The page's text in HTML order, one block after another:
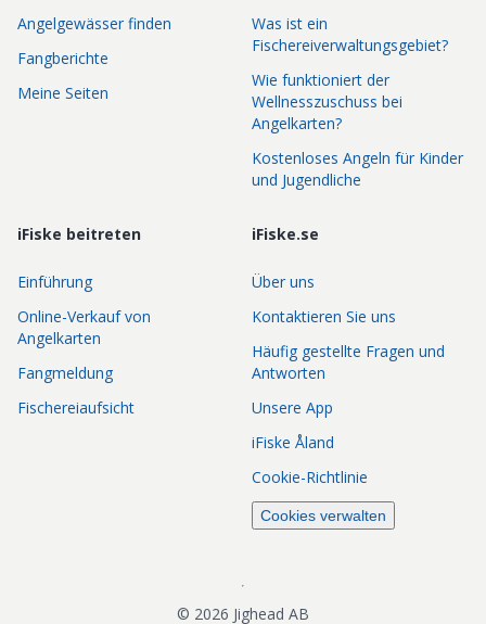
Angelgewässer finden
Fangberichte
Meine Seiten
Was ist ein
Fischereiverwaltungsgebiet?
Wie funktioniert der
Wellnesszuschuss bei
Angelkarten?
Kostenloses Angeln für Kinder
und Jugendliche
iFiske beitreten
Einführung
Online-Verkauf von
Angelkarten
Fangmeldung
Fischereiaufsicht
iFiske.se
Über uns
Kontaktieren Sie uns
Häufig gestellte Fragen und
Antworten
Unsere App
iFiske Åland
Cookie-Richtlinie
Cookies verwalten
© 2026 Jighead AB